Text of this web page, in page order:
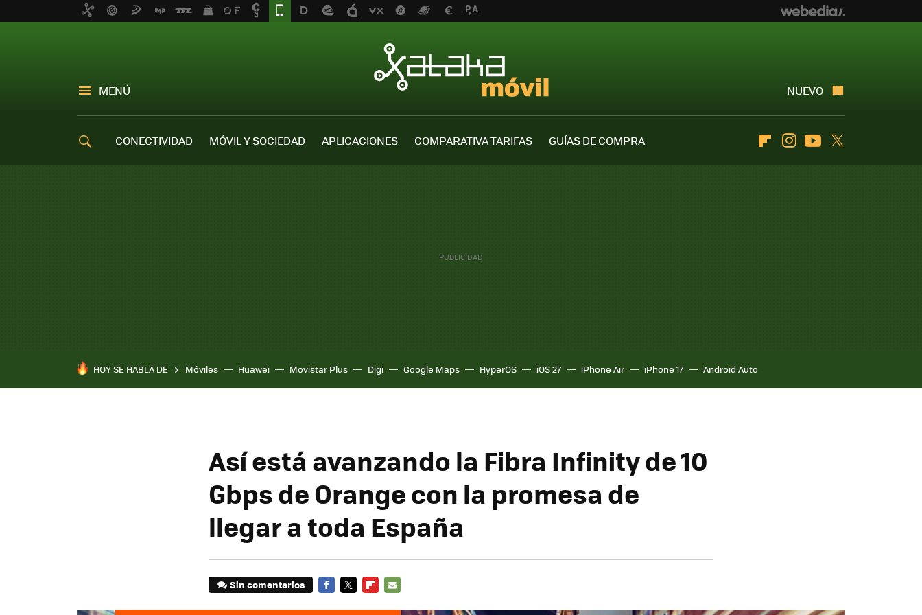
MENÚ NUEVO
CONECTIVIDAD MÓVIL Y SOCIEDAD APLICACIONES COMPARATIVA TARIFAS
GUÍAS DE COMPRA
FlipboardInstagramYoutube
HOY SE HABLA DE Móviles Huawei Movistar Plus Digi Google Maps HyperOS iOS 27 iPhone Air iPhone 17 Android Auto
Así está avanzando la Fibra Infinity de 10
Gbps de Orange con la promesa de
llegar a toda España
Sin comentarios